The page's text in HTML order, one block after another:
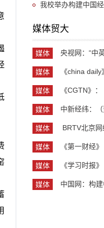
“UIBE新思想大讲堂”
我校举办构建中国
《中国开放型经济学》
媒体贸大
媒体
媒体
媒体
媒体
媒体
媒体
媒体
媒体